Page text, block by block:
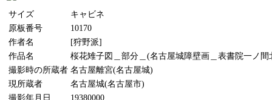
サイズ
キャビネ
原板番号
10170
作者名
[狩野派]
作品名
桜花雉子図＿部分＿(名古屋城障壁画＿表書院一ノ間
撮影時の所蔵者 名古屋離宮(名古屋城)
現所蔵者
名古屋城(名古屋市)
撮影年月日
19380000